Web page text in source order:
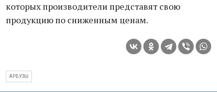
которых производители представят свою
продукцию по сниженным ценам.
АРБУЗЫ